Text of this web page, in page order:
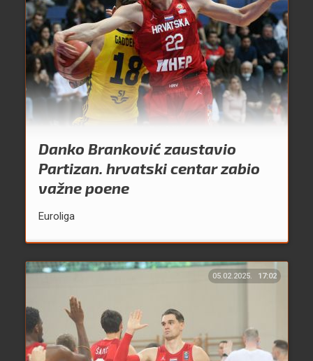
Danko Branković zaustavio
Partizan. hrvatski centar zabio
važne poene
Euroliga
05.02.2025. 17:02